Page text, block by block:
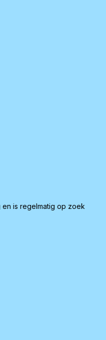
is regelmatig op zoek